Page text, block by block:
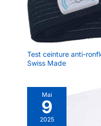
Test ceinture anti-
Swiss Made
Mai
9
2025